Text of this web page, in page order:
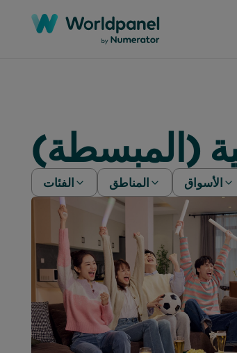
(المبسطة)
الفئات
الورقات البيضاء
ندوات عبر الإنترنت
دراسات حالة
التقارير
المقالات
المناطق
آسيا والمحيط الهادئ
أوروبا
عالمي
أمريكا اللاتينية
الشرق الأوسط
أمريكا الشمالية
الأسواق
الجزائر
الأرجنتين
أستراليا
بنغلاديش
بوليفيا
البرازيل
الوسطى